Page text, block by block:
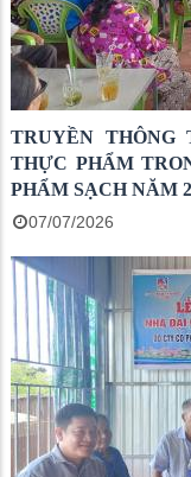
TRUYỀN
THỰC PHẨM
PHẨM SẠCH NĂM
07/07/2026